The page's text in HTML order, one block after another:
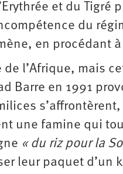
et du
du
en procédant
de l’Afrique, mais
Barre en 1991
une famine qui
« du riz pour la
leur paquet d’un